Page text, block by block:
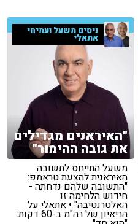
ניסים משעל ועמיחי
אתאלי
"האיראנים מגדילים
את גובה ההימור"
משעל התייחס לתשובה
האיראנית להצעת טראמפ:
"התשובה שלהם נדחתה -
חידוש הלחימה זו
האלטרנטיבה" • אתאלי על
הריאיון של רה"מ ב-60 דקות: